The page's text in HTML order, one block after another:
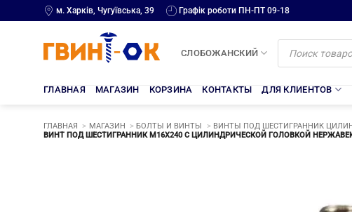
to
м. Харків, Чугуївська, 39 Графік роботи ПН-ПТ 09-18
СЛОБОЖАНСКИЙ
Поиск
товаров
ГЛАВНАЯ МАГАЗИН КОРЗИНА КОНТАКТЫ ДЛЯ КЛИЕНТОВ
ГЛАВНАЯ МАГАЗИН БОЛТЫ И ВИНТЫ
ВИНТЫ ПОД ШЕСТИГРАННИК
ВИНТ ПОД ШЕСТИГРАННИК М16Х240 С ЦИЛИНДРИЧЕСКОЙ ГОЛОВКОЙ